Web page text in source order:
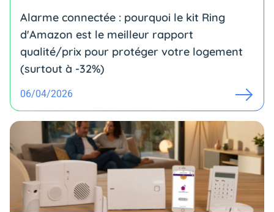
Alarme connectée : pourquoi le kit Ring
d'Amazon est le meilleur rapport
qualité/prix pour protéger votre logement
(surtout à -32%)
06/04/2026